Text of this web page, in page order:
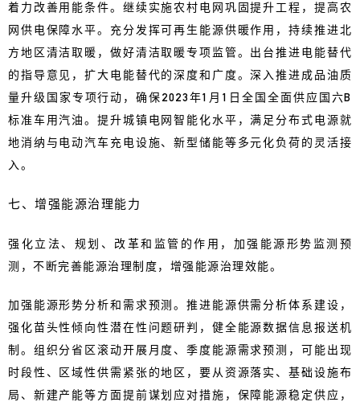
着力改善用能条件。继续实施农村电网巩固提升工程，提高农
网供电保障水平。充分发挥可再生能源供暖作用，持续推进北
方地区清洁取暖，做好清洁取暖专项监管。出台推进电能替代
的指导意见，扩大电能替代的深度和广度。深入推进成品油质
量升级国家专项行动，确保2023年1月1日全国全面供应国六B
标准车用汽油。提升城镇电网智能化水平，满足分布式电源就
地消纳与电动汽车充电设施、新型储能等多元化负荷的灵活接
入。
七、增强能源治理能力
强化立法、规划、改革和监管的作用，加强能源形势监测预
测，不断完善能源治理制度，增强能源治理效能。
加强能源形势分析和需求预测。推进能源供需分析体系建设，
强化苗头性倾向性潜在性问题研判，健全能源数据信息报送机
制。组织分省区滚动开展月度、季度能源需求预测，可能出现
时段性、区域性供需紧张的地区，要从资源落实、基础设施布
局、新建产能等方面提前谋划应对措施，保障能源稳定供应，